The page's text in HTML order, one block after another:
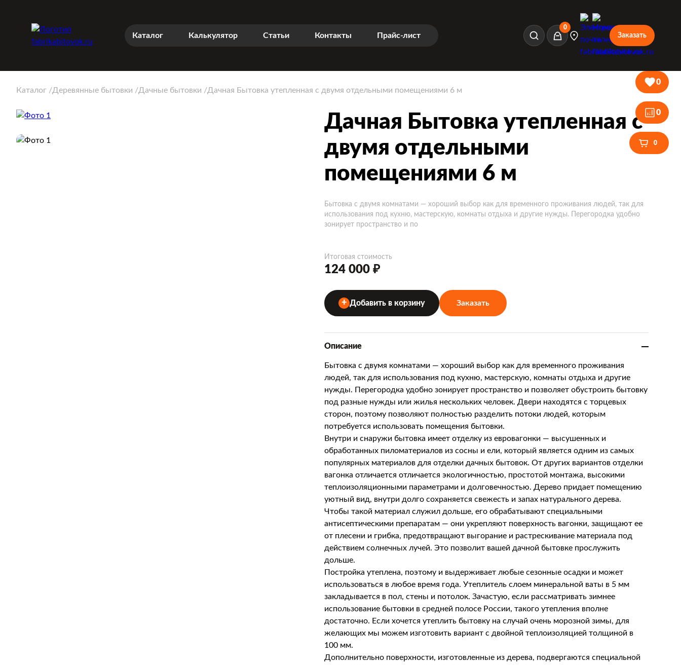
Каталог Калькулятор Статьи Контакты Прайс-лист
Корзина
0
Заказать
Каталог Деревянные бытовки Дачные бытовки Дачная Бытовка утепленная с двумя отдельными помещениями 6 м
Дачная Бытовка утепленная с
двумя отдельными
помещениями 6 м
Бытовка с двумя комнатами — хороший выбор как для временного проживания людей, так для
использования под кухню, мастерскую, комнаты отдыха и другие нужды. Перегородка удобно
зонирует пространство и по
Итоговая стоимость
124 000 ₽
Добавить в корзину Заказать
Описание
Бытовка с двумя комнатами — хороший выбор как для временного проживания
людей, так для использования под кухню, мастерскую, комнаты отдыха и другие
нужды. Перегородка удобно зонирует пространство и позволяет обустроить бытовку
под разные нужды или жилья нескольких человек. Двери находятся с торцевых
сторон, поэтому позволяют полностью разделить потоки людей, которым
потребуется использовать помещения бытовки.
Внутри и снаружи бытовка имеет отделку из евровагонки — высушенных и
обработанных пиломатериалов из сосны и ели, который является одним из самых
популярных материалов для отделки дачных бытовок. От других вариантов отделки
вагонка отличается отличается экологичностью, простотой монтажа, высокими
теплоизоляционными параметрами и долговечностью. Дерево придает помещению
уютный вид, внутри долго сохраняется свежесть и запах натурального дерева.
Чтобы такой материал служил дольше, его обрабатывают специальными
антисептическими препаратам — они укрепляют поверхность вагонки, защищают ее
от плесени и грибка, предотвращают выгорание и растрескивание материала под
действием солнечных лучей. Это позволит вашей дачной бытовке прослужить
дольше.
Постройка утеплена, поэтому и выдерживает любые сезонные осадки и может
использоваться в любое время года. Утеплитель слоем минеральной ваты в 5 мм
закладывается в пол, стены и потолок. Зачастую, если рассматривать зимнее
использование бытовки в средней полосе России, такого утепления вполне
достаточно. Если хочется утеплить бытовку на случай очень морозной зимы, для
желающих мы можем изготовить вариант с двойной теплоизоляцией толщиной в
100 мм.
Дополнительно поверхности, изготовленные из дерева, подвергаются специальной
0
0
0